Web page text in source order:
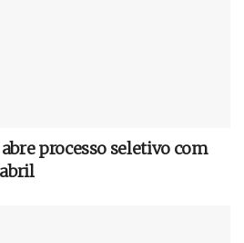
processo seletivo com